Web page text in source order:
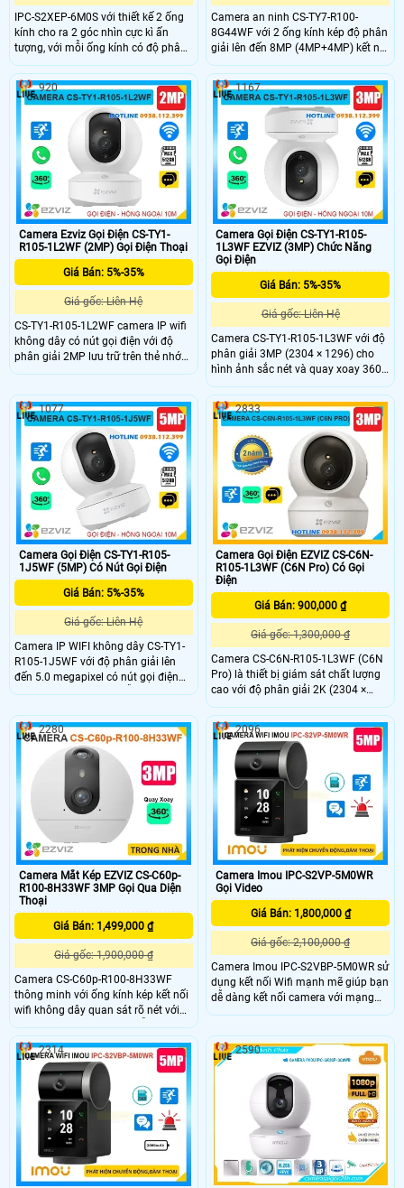
IPC-S2XEP-6M0S với thiết kế 2 ống
kính cho ra 2 góc nhìn cực kì ấn
tượng, với mỗi ống kính có độ phân
giải 6.0Mp cho ra hình ảnh 2K sắc
nét, tích hợp micro và loa giúp đàm
thoại 2 chiều trực tiếp, nhìn được
hình ảnh có màu vào ban đêm với
khoảng cách 15m.
Camera an ninh CS-TY7-R100-
8G44WF với 2 ống kính kép độ phân
giải lên đến 8MP (4MP+4MP) kết nối
wifi không dây có khe thẻ nhớ
512GB, chip xử lý CMOS. hồng ngoại
10m phát hiện chuyển động thông
minh hình ảnh sắc nét. Camera hỗ
trợ nút gọi điện thoại chỉ cần 1
chạm, 1 ống kính cố định và 1 ống
kính quay quét được 360 độ dễ
dàng sử dụng giá rẻ.
Camera Ezviz Gọi Điện CS-TY1-
R105-1L2WF (2MP) Gọi Điện Thoại
Giá Bán: 5%-35%
Giá gốc: Liên Hệ
CS-TY1-R105-1L2WF camera IP wifi
không dây có nút gọi điện với độ
phân giải 2MP lưu trữ trên thẻ nhớ
512GB chip xử lý CMOS cho hình
10m hỗ trợ chức năng tự động theo
dõi người xâm nhập Phát hiện hình
dạng con người thông minh tích
hợp mic và loa dễ dàng đàm thoại
được 2 chiều giá rẻ phù hợp lắp đặt
trong nhà.
920
Camera Gọi Điện CS-TY1-R105-
1L3WF EZVIZ (3MP) Chức Năng
Gọi Điện
Giá Bán: 5%-35%
Giá gốc: Liên Hệ
Camera CS-TY1-R105-1L3WF với độ
phân giải 3MP (2304 × 1296) cho
hình ảnh sắc nét và quay xoay 360
độ, bao quát toàn bộ không gian.
Công nghệ nén H.265 giúp tiết kiệm
băng thông, tích hợp AI phát hiện và
theo dõi chuyển động thông minh.
Ngoài ra, camera hỗ trợ thẻ nhớ lên
đến 512GB, đàm thoại hai chiều với
micro và loa tích hợp, cùng hồng
ngoại 10m giúp quan sát rõ ràng cả
trong đêm.
1167
Camera Gọi Điện CS-TY1-R105-
1J5WF (5MP) Có Nút Gọi Điện
Giá Bán: 5%-35%
Giá gốc: Liên Hệ
Camera IP WIFI không dây CS-TY1-
R105-1J5WF với độ phân giải lên
đến 5.0 megapixel có nút gọi điện
thoại chỉ cần 1 chạm dễ dàng giám
nhìn xa 10m. Camera được thiết kế
mỹ thuật cao và bắt mắt, camera có
khả năng xoay 360 độ tích họp mic
và loa đàm thoại 2 chiều, phát hiện
và theo dõi chuyển động thông
minh camera cho hình ảnh sắc nét
giá rẻ.
1077
Camera Gọi Điện EZVIZ CS-C6N-
R105-1L3WF (C6N Pro) Có Gọi
Điện
Giá Bán: 900,000 ₫
Giá gốc: 1,300,000 ₫
Camera CS-C6N-R105-1L3WF (C6N
Pro) là thiết bị giám sát chất lượng
cao với độ phân giải 2K (2304 ×
1296) mang lại hình ảnh sắc nét và
chi tiết Camera có khả năng quay
xoay 360 độ đàm thoại 2 chiều tích
hợp nút gọi điện cảm ứng tiện lợi
giúp bạn dễ dàng tương tác từ xa
2833
Camera Mắt Kép EZVIZ CS-C60p-
R100-8H33WF 3MP Gọi Qua Diện
Thoại
Giá Bán: 1,499,000 ₫
Giá gốc: 1,900,000 ₫
Camera CS-C60p-R100-8H33WF
thông minh với ống kính kép kết nối
wifi không dây quan sát rõ nét với
độ phân giải 2K camera hỗ trợ quay
quét trong nhà đàm thoại 2 chiều
tiện lợi và tích hợp nút gọi điện cảm
ứng nhanh chóng Với chuẩn nén
H.265 camera giúp tiết kiệm băng
thông và dung lượng lưu trữ hiệu
2280
Camera Imou IPC-S2VP-5M0WR
Gọi Video
Giá Bán: 1,800,000 ₫
Giá gốc: 2,100,000 ₫
Camera Imou IPC-S2VBP-5M0WR sử
dụng kết nối Wifi mạnh mẽ giúp bạn
dễ dàng kết nối camera với mạng
Internet mà không cần phải kéo dây
trên màn hình 2. 4 inch và quản lý
camera qua ứng dụng Imou trên
điện thoại thông minh giúp bạn
kiểm soát và theo dõi từ xa một
cách dễ dàng và thuận tiện.
2096
2314 2590